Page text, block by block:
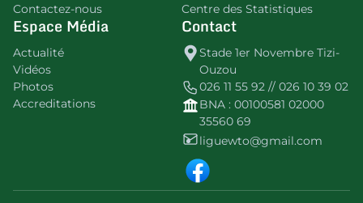
Contactez-nous
Centre des Statistiques
Espace Média
Actualité
Vidéos
Photos
Accreditations
Contact
Stade 1er Novembre Tizi-
Ouzou
026 11 55 92 // 026 10 39 02
BNA : 00100581 02000
35560 69
liguewto@gmail.com